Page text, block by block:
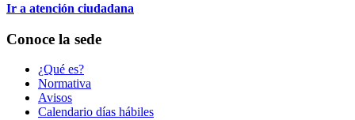
Ir a atención ciudadana
Conoce la sede
¿Qué es?
Normativa
Avisos
Calendario días hábiles